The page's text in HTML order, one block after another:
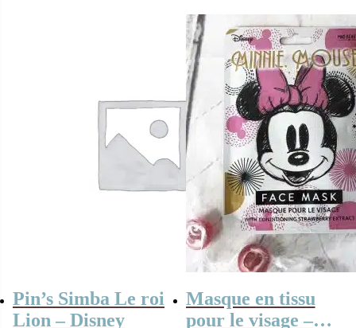
était :
8,50€.
est :
5,90€.
Pin’s Simba Le roi
Lion – Disney
Masque en tissu
pour le visage –